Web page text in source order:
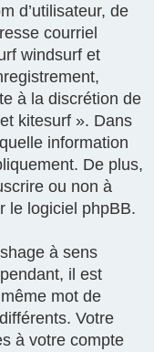
d’utilisateur, de
courriel
windsurf et
à la discrétion de
kitesurf ». Dans
information
De plus,
ou non à
le logiciel phpBB.
à sens
il est
mot de
Votre
à votre compte